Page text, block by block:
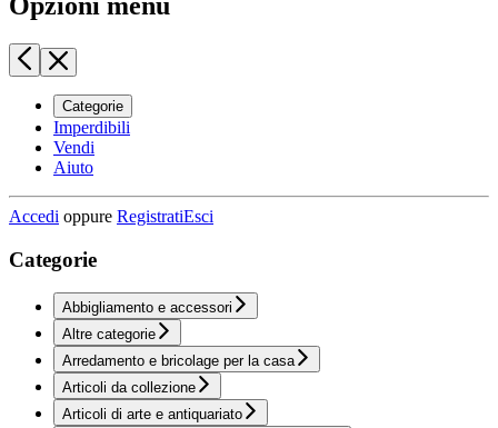
Categorie
Imperdibili
Vendi
Aiuto
Accedi oppure RegistratiEsci
Categorie
Abbigliamento e accessori
Altre categorie
Arredamento e bricolage per la casa
Articoli da collezione
Articoli di arte e antiquariato